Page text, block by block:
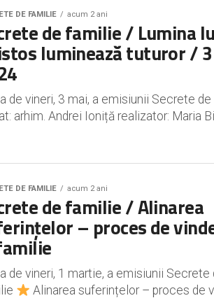
DE FAMILIE acum 2 ani
de familie / Lumina
luminează tuturor /
de vineri, 3 mai, a emisiunii Secrete
arhim. Andrei Ioniță realizator: Maria
DE FAMILIE acum 2 ani
de familie / Alinarea
– proces de
de vineri, 1 martie, a emisiunii Secrete
Alinarea suferințelor – proces de